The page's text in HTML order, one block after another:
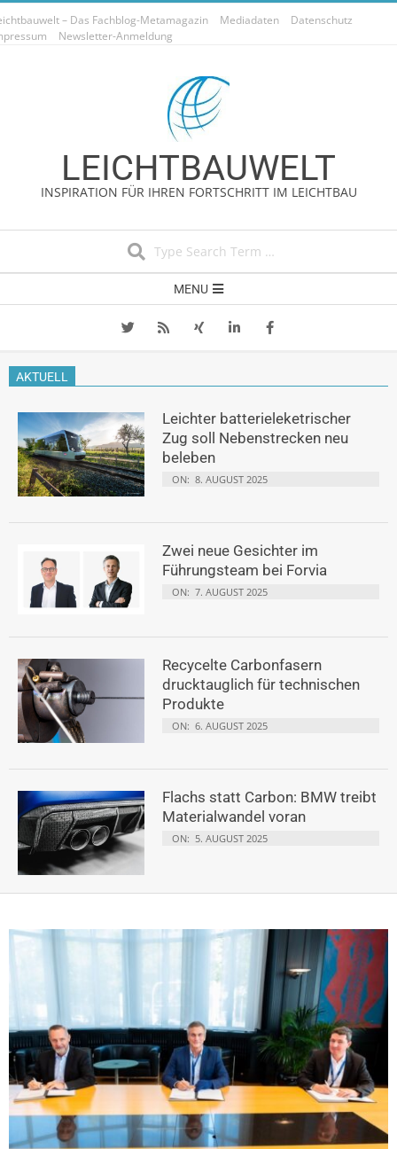
Skip
to
– Das Fachblog-Metamagazin Mediadaten
Datenschutz
Newsletter-Anmeldung
LEICHTBAUWELT
INSPIRATION FÜR IHREN FORTSCHRITT IM LEICHTBAU
Navigation
MENU
AKTUELL
Leichter batterieleketrischer
Zug soll Nebenstrecken neu
beleben
ON: 8. AUGUST 2025
Zwei neue Gesichter im
Führungsteam bei Forvia
ON: 7. AUGUST 2025
Recycelte Carbonfasern
drucktauglich für technischen
Produkte
ON: 6. AUGUST 2025
Flachs statt Carbon: BMW treibt
Materialwandel voran
ON: 5. AUGUST 2025